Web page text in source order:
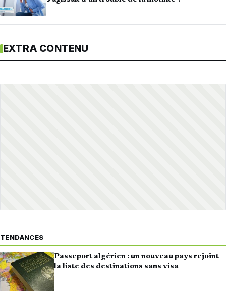
EXTRA CONTENU
TENDANCES
Passeport algérien : un nouveau pays rejoint
la liste des destinations sans visa